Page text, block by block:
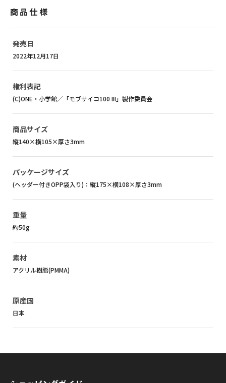
商品仕様
発売日
2022年12月17日
権利表記
(C)ONE・小学館／「モブサイコ100 III」製作委員会
商品サイズ
縦140×横105×厚さ3mm
パッケージサイズ
(ヘッダー付きOPP袋入り)：縦175×横108×厚さ3mm
重量
約50g
素材
アクリル樹脂(PMMA)
原産国
日本